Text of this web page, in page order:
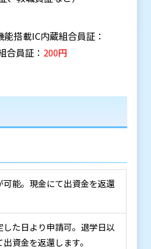
搭載IC内蔵組合員証：
合員証： 200円
可能。現金にて出資金を返還
した日より申請可。退学日以
資金を返還します。